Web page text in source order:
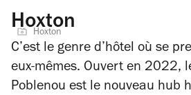
Hoxton
Hoxton
C’est le genre d’hôtel où se
eux-mêmes. Ouvert en 2022,
Poblenou est le nouveau hub